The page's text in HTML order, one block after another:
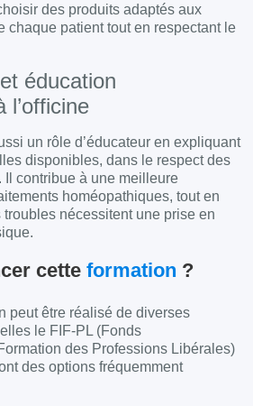
des produits adaptés aux
chaque patient tout en respectant le
éducation
l’officine
un rôle d’éducateur en expliquant
disponibles, dans le respect des
contribue à une meilleure
homéopathiques, tout en
nécessitent une prise en
cette formation ?
peut être réalisé de diverses
le FIF-PL (Fonds
des Professions Libérales)
des options fréquemment